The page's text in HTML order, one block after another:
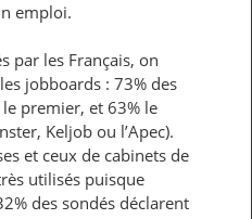
emploi.
par les Français, on
jobboards : 73% des
premier, et 63% le
Keljob ou l’Apec).
et ceux de cabinets de
utilisés puisque
des sondés déclarent